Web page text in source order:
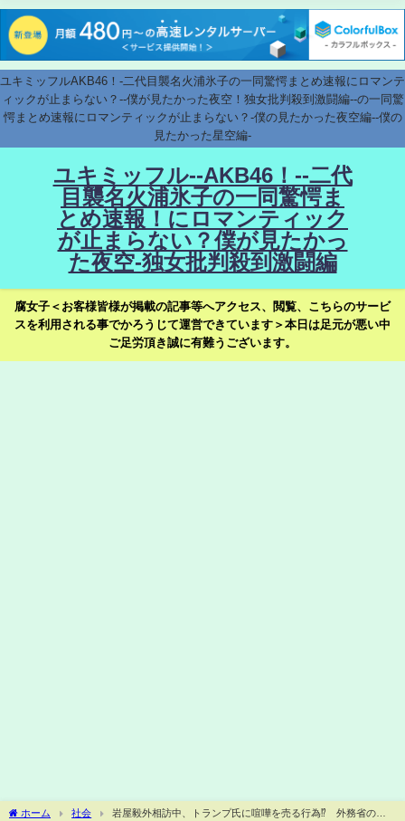
ユキミッフルAKB46！-二代目襲名火浦氷子の一同驚愕まとめ速報にロマンテ
ィックが止まらない？--僕が見たかった夜空！独女批判殺到激闘編--の一同驚
愕まとめ速報にロマンティックが止まらない？-僕の見たかった夜空編--僕の
見たかった星空編-
ユキミッフル--AKB46！--二代
目襲名火浦氷子の一同驚愕ま
とめ速報！にロマンティック
が止まらない？僕が見たかっ
た夜空-独女批判殺到激闘編
腐女子＜お客様皆様が掲載の記事等へアクセス、閲覧、こちらのサービ
スを利用される事でかろうじて運営できています＞本日は足元が悪い中
ご足労頂き誠に有難うございます。
ホーム 社会
岩屋毅外相訪中、トランプ氏に喧嘩を売る行為⁉ 外務省の公